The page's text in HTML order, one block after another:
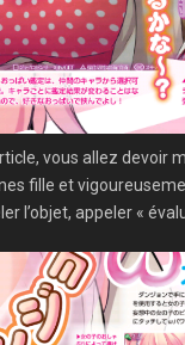
vous allez devoir
fille et
l’objet, appeler «